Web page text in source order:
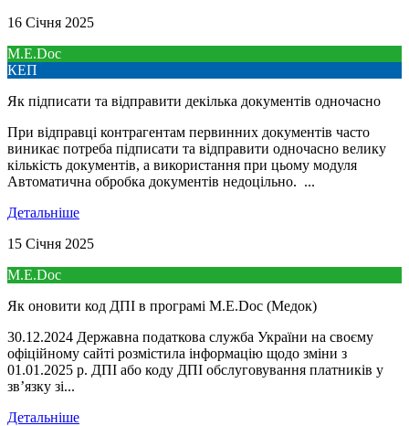
16 Січня 2025
M.E.Doc
КЕП
Як підписати та відправити декілька документів одночасно
При відправці контрагентам первинних документів часто
виникає потреба підписати та відправити одночасно велику
кількість документів, а використання при цьому модуля
Автоматична обробка документів недоцільно. ...
Детальнiше
15 Січня 2025
M.E.Doc
Як оновити код ДПІ в програмі M.E.Doc (Медок)
30.12.2024 Державна податкова служба України на своєму
офіційному сайті розмістила інформацію щодо зміни з
01.01.2025 р. ДПІ або коду ДПІ обслуговування платників у
зв’язку зі...
Детальнiше